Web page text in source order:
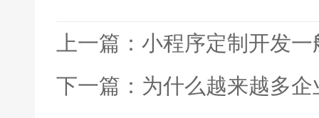
上一篇：小程序定制开发
下一篇：为什么越来越多